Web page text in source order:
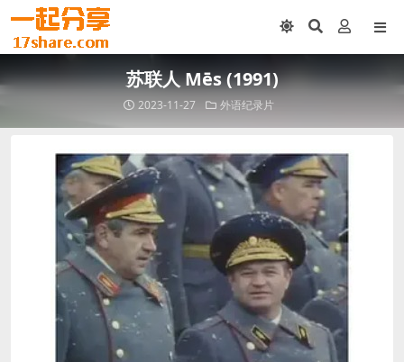
苏联人 Mēs (1991)
2023-11-27 外语纪录片